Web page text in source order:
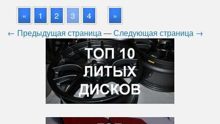
«
1 2 3 4
»
← Предыдущая страница—Следующая страница →